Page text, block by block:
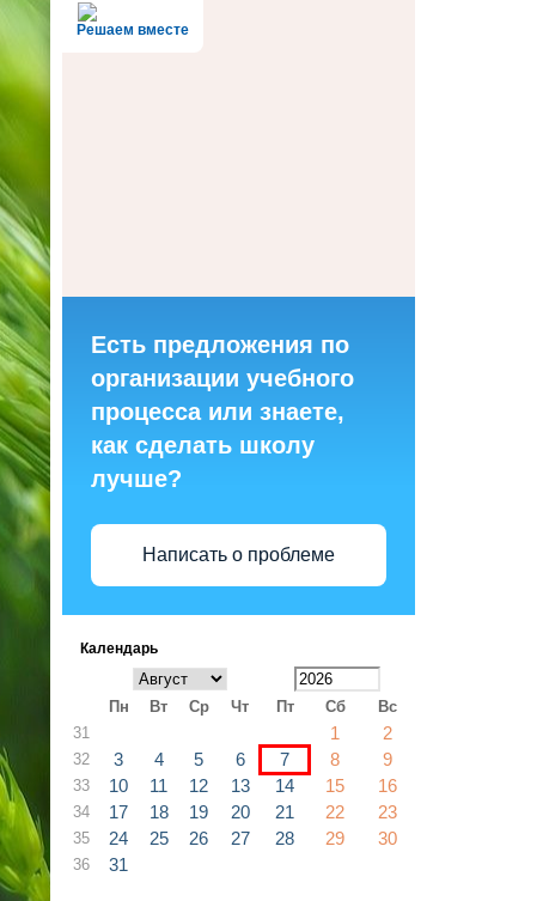
Решаем вместе
Есть предложения по
организации учебного
процесса или знаете,
как сделать школу
лучше?
Написать о проблеме
Календарь
Пн Вт Ср Чт Пт Сб
Вс
31
1 2
32 3 4 5 6 7 8 9
33 10 11 12 13 14 15 16
34 17 18 19 20 21 22 23
35 24 25 26 27 28 29 30
36 31